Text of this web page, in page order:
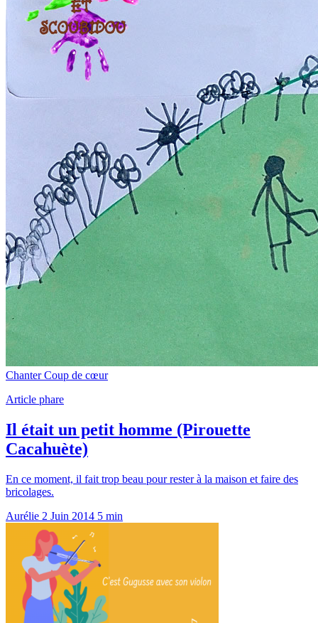
Chanter Coup de cœur
Article phare
Il était un petit homme (Pirouette
Cacahuète)
En ce moment, il fait trop beau pour rester à la maison et faire des
bricolages.
Aurélie 2 Juin 2014 5 min